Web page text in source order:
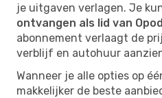
je uitgaven verlagen. Je
ontvangen als lid van
abonnement verlaagt de
verblijf en autohuur
Wanneer je alle opties op
makkelijker de beste